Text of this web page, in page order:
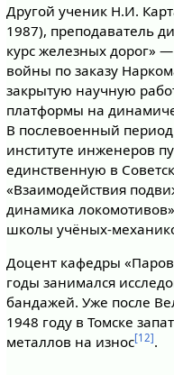
Другой ученик Н.И.
1987), преподаватель
курс железных дорог»
войны по заказу
закрытую научную
платформы на
В послевоенный
институте инженеров
единственную в
«Взаимодействия
динамика
школы учёных-
Доцент кафедры
годы занимался
бандажей. Уже после
1948 году в Томске
металлов на износ[12].